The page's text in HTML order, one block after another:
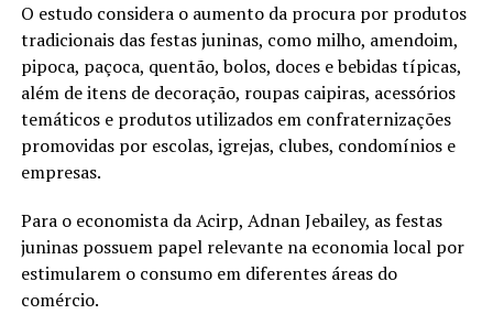
O estudo considera o aumento da procura por produtos
tradicionais das festas juninas, como milho, amendoim,
pipoca, paçoca, quentão, bolos, doces e bebidas típicas,
além de itens de decoração, roupas caipiras, acessórios
temáticos e produtos utilizados em confraternizações
promovidas por escolas, igrejas, clubes, condomínios e
empresas.
Para o economista da Acirp, Adnan Jebailey, as festas
juninas possuem papel relevante na economia local por
estimularem o consumo em diferentes áreas do
comércio.